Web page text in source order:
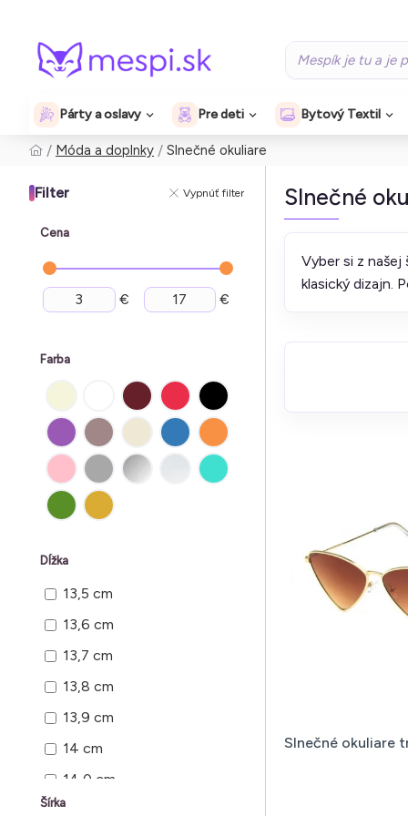
Párty a oslavy Pre deti Bytový Textil
Móda a doplnky Slnečné okuliare
Filter Vypnúť filter
Cena
€ €
Šírka
Dĺžka
13,5 cm
13,6 cm
13,7 cm
13,8 cm
13,9 cm
14 cm
14,0 cm
14,2 cm
Farba
Slnečné
Vyber si z
klasický dizajn.
Slnečné okuliare